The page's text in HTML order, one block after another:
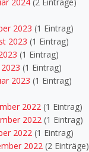
2023 (1 Eintrag)
2023 (1 Eintrag)
(1 Eintrag)
(1 Eintrag)
2023 (1 Eintrag)
2022 (1 Eintrag)
2022 (1 Eintrag)
2022 (1 Eintrag)
2022 (2 Einträge)